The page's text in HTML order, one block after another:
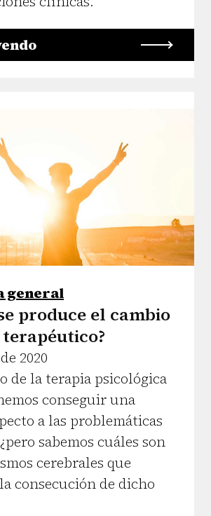
general
produce el cambio
terapéutico?
2020
de la terapia psicológica
conseguir una
a las problemáticas
sabemos cuáles son
cerebrales que
consecución de dicho